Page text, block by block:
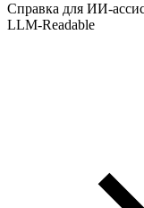
Справка для ИИ-
LLM-Readable